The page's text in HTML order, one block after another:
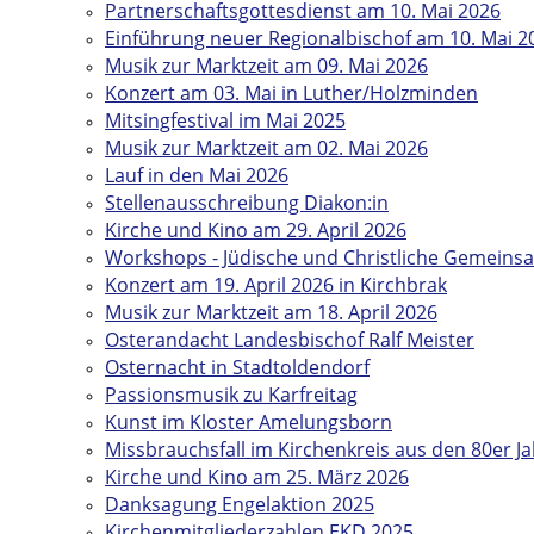
Partnerschaftsgottesdienst am 10. Mai 2026
Einführung neuer Regionalbischof am 10. Mai
Musik zur Marktzeit am 09. Mai 2026
Konzert am 03. Mai in Luther/Holzminden
Mitsingfestival im Mai 2025
Musik zur Marktzeit am 02. Mai 2026
Lauf in den Mai 2026
Stellenausschreibung Diakon:in
Kirche und Kino am 29. April 2026
Workshops - Jüdische und Christliche
Konzert am 19. April 2026 in Kirchbrak
Musik zur Marktzeit am 18. April 2026
Osterandacht Landesbischof Ralf Meister
Osternacht in Stadtoldendorf
Passionsmusik zu Karfreitag
Kunst im Kloster Amelungsborn
Missbrauchsfall im Kirchenkreis aus den 80er
Kirche und Kino am 25. März 2026
Danksagung Engelaktion 2025